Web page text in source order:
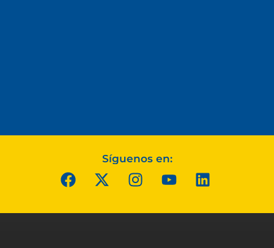
Síguenos en: